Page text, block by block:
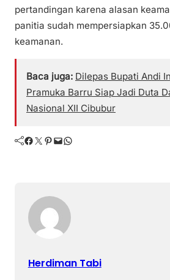
pertandingan karena alasan
panitia sudah mempersiapkan
keamanan.
Baca juga: Dilepas Bupati Andi
Pramuka Barru Siap Jadi Duta
Nasional XII Cibubur
Facebook Twitter Pinterest Mail WhatsApp
Herdiman Tabi